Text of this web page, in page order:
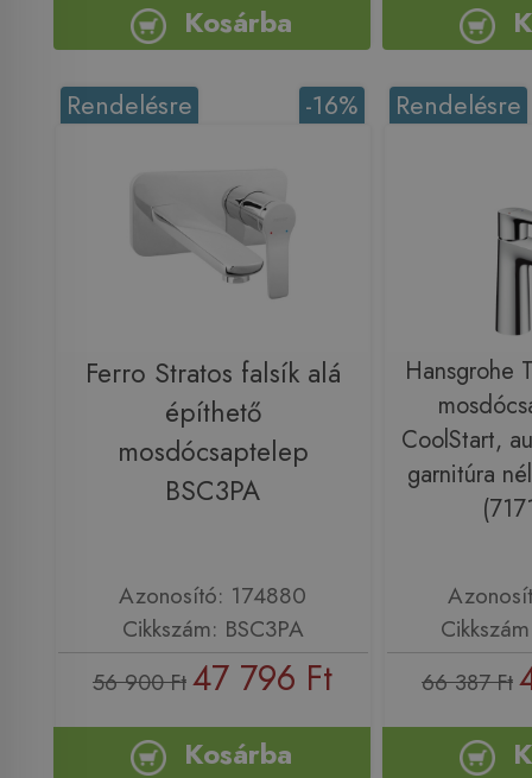
Kosárba
-16%
Rendelésre
Ferro Stratos falsík alá
építhető
mosdócsaptelep
BSC3PA
Azonosító: 174880
Cikkszám: BSC3PA
56 900 Ft47 796 Ft
Kosárba
Rendelésre
Hansgrohe
CoolStart,
garnitúra
66 387 Ft